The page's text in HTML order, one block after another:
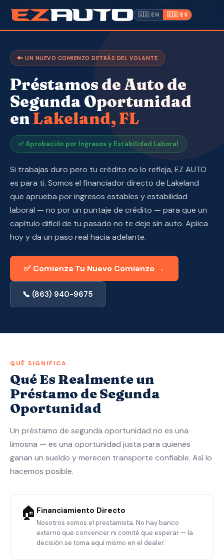
— Aprobación por Ingresos
Lakeland,
FL ·
Memorial
Blvd
·
🇺🇸 EN 🇪🇸 ES
Garantía
Hacer un Pago
CPI
Servicio y Reparación
Nosotros
Contacto
Aplica Ahora — Aprobado en 10 Min →
🔑 UN NUEVO COMIENZO DETRÁS DEL VOLANTE
Préstamos de Auto de
Segunda Oportunidad
en Lakeland, FL
✅ Aprobación por Ingresos y Estabilidad Laboral
Si trabajas duro pero tu crédito no lo refleja, EZ AUTO
es para ti. Somos el financiador directo de Lakeland
que aprueba por ingresos estables y estabilidad
laboral — no por un puntaje de crédito — para que un
capítulo difícil de tu pasado no te deje sin auto. Aplica
hoy y da un paso real hacia adelante.
✅ Comienza Tu Nuevo Comienzo →
📞 (863) 940-9675
QUÉ SIGNIFICA
Qué Es Realmente un
Préstamo de Segunda
Oportunidad
Un préstamo de segunda oportunidad no es una
limosna — es una oportunidad justa para quienes
ganan un sueldo y merecen transporte confiable. Así lo
hacemos posible.
🏠 Financiamiento Directo
Nosotros somos el prestamista. No hay banco
externo que convencer ni comité que esperar — la
decisión se toma aquí mismo en el dealer.